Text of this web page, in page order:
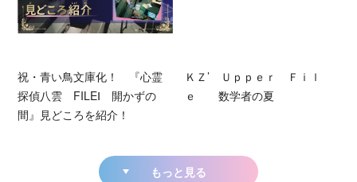
祝・青い鳥文庫化！ 『心霊
探偵八雲 FILEⅠ 開かずの
間』見どころを紹介！
ＫＺ’ Ｕｐｐｅｒ Ｆｉｌ
ｅ 数学者の夏
もっと見る